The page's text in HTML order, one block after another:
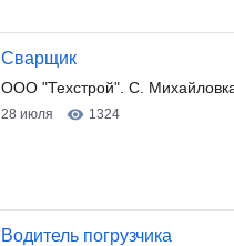
Сварщик
ООО "Техстрой". С.
28 июля 1324
Водитель погрузчика